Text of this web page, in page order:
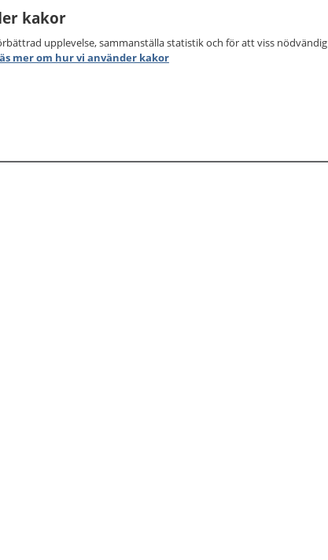
kakor
upplevelse, sammanställa statistik och för att viss nödvändig
mer om hur vi använder kakor